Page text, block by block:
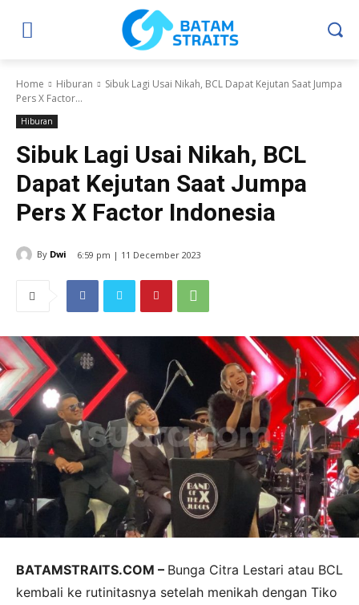
Home Hiburan
Sibuk Lagi Usai Nikah, BCL Dapat Kejutan Saat Jumpa
Pers X Factor...
Hiburan
Sibuk Lagi Usai Nikah, BCL
Dapat Kejutan Saat Jumpa
Pers X Factor Indonesia
By Dwi 6:59 pm | 11 December 2023
BATAMSTRAITS.COM – Bunga Citra Lestari atau BCL
kembali ke rutinitasnya setelah menikah dengan Tiko